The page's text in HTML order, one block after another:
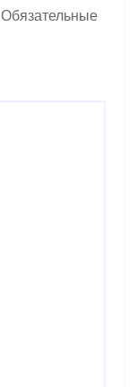
Обязательные